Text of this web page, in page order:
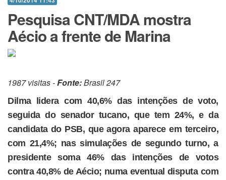
Pesquisa CNT/MDA mostra
Aécio a frente de Marina
1987 visitas -Fonte:Brasil 247
Dilma lidera com 40,6% das intenções de voto,
seguida do senador tucano, que tem 24%, e da
candidata do PSB, que agora aparece em terceiro,
com 21,4%; nas simulações de segundo turno, a
presidente soma 46% das intenções de votos
contra 40,8% de Aécio; numa eventual disputa com